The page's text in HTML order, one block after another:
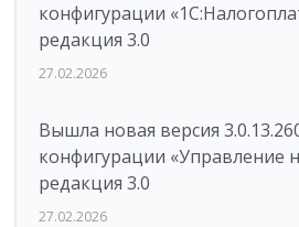
конфигурации
редакция 3.0
27.02.2026
Вышла новая версия
конфигурации «Управление
редакция 3.0
27.02.2026